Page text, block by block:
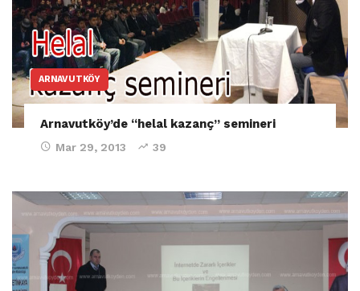
ARNAVUTKÖY
Arnavutköy’de “helal kazanç” semineri
Mar 29, 2013 39